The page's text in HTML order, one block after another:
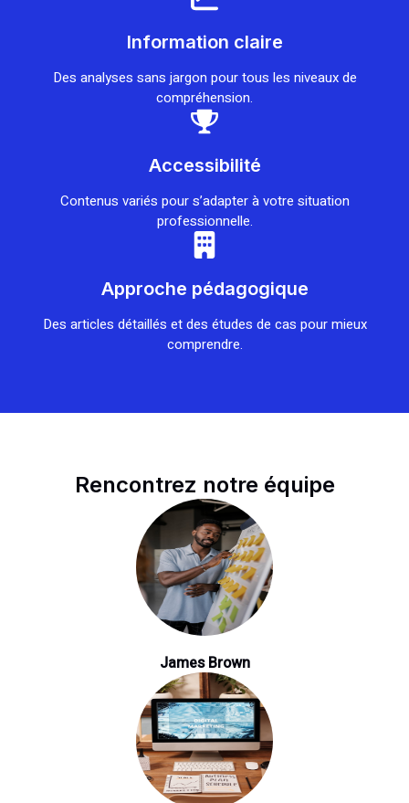
Information claire
Des analyses sans jargon pour tous les niveaux de
compréhension.
Accessibilité
Contenus variés pour s’adapter à votre situation
professionnelle.
Approche pédagogique
Des articles détaillés et des études de cas pour mieux
comprendre.
Rencontrez notre équipe
James Brown